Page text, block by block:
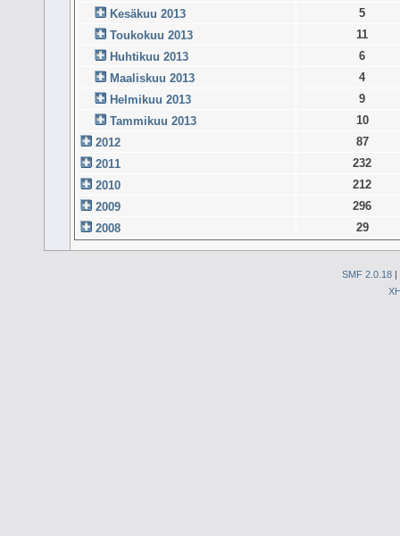
Kesäkuu 2013
5
Toukokuu 2013
11
Huhtikuu 2013
6
Maaliskuu 2013
4
Helmikuu 2013
9
Tammikuu 2013
10
2012
87
2011
232
2010
212
2009
296
2008
29
SMF 2.0.18 |